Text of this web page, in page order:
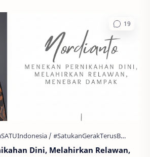
Dini, Melahirkan Relawan,